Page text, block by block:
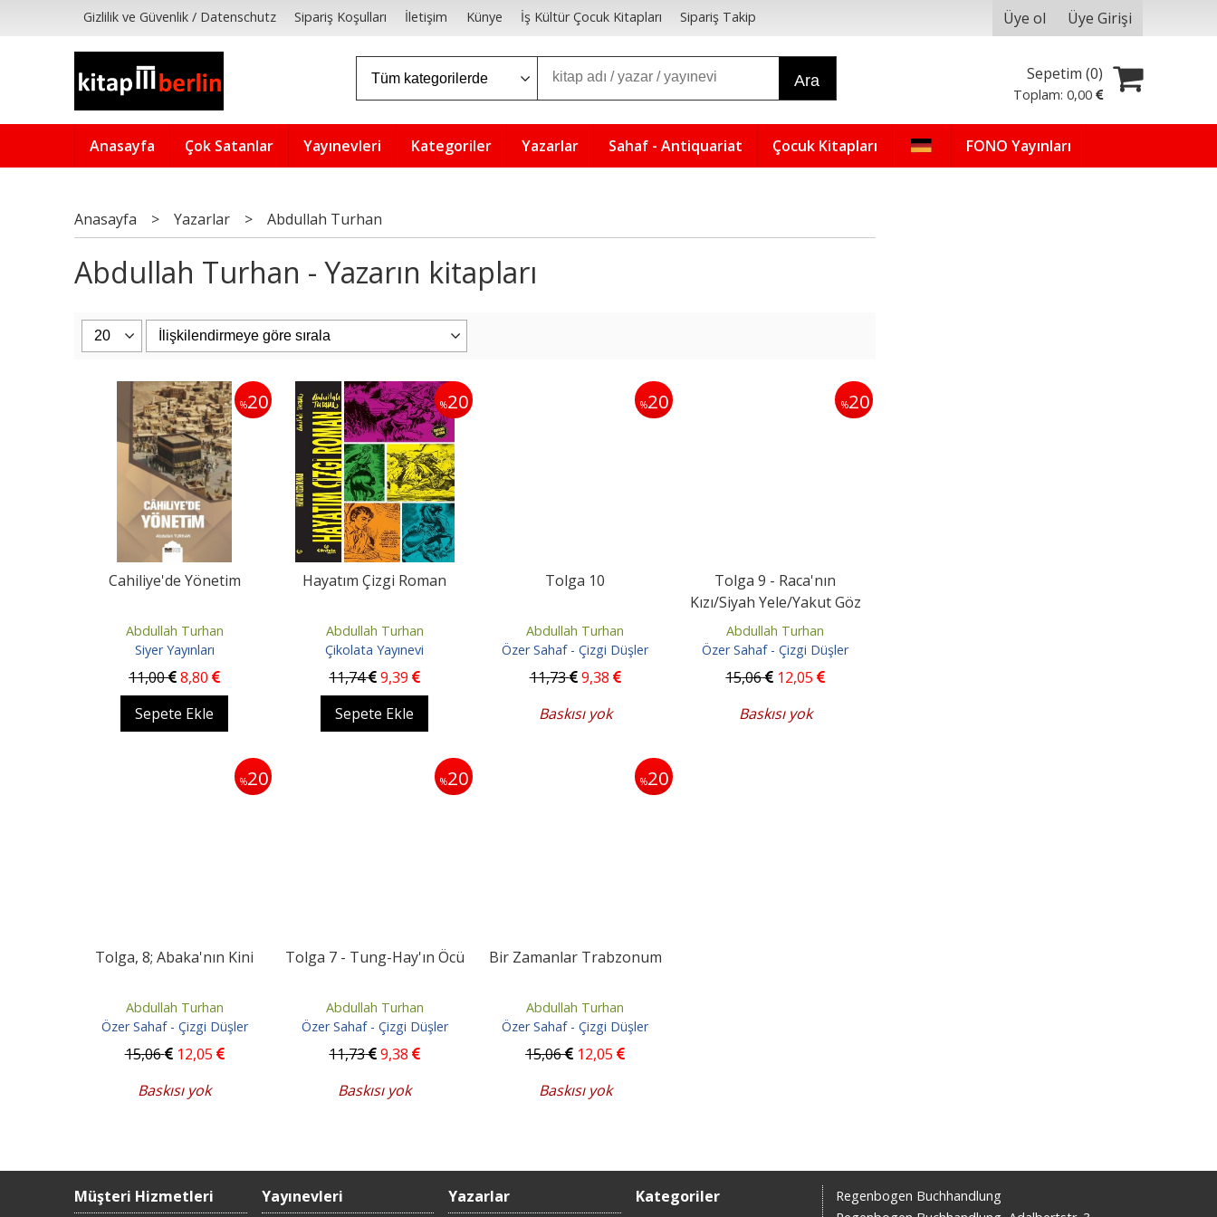
Gizlilik ve Güvenlik / Datenschutz Sipariş Koşulları İletişim Künye İş Kültür Çocuk Kitapları Sipariş Takip Üye ol Üye Girişi
Ara Sepetim (0)
Toplam:0,00
Anasayfa Çok Satanlar Yayınevleri Kategoriler Yazarlar Sahaf - Antiquariat Çocuk Kitapları FONO Yayınları
Anasayfa > Yazarlar > Abdullah Turhan
Abdullah Turhan - Yazarın kitapları
%20
Cahiliye'de Yönetim
Abdullah Turhan
Siyer Yayınları
11,00 8,80
Sepete Ekle
%20
Hayatım Çizgi Roman
Abdullah Turhan
Çikolata Yayınevi
11,74 9,39
Sepete Ekle
%20
Tolga 10
Abdullah Turhan
Özer Sahaf - Çizgi Düşler
11,73 9,38
Baskısı yok
%20
Tolga 9 - Raca'nın
Kızı/Siyah Yele/Yakut Göz
Abdullah Turhan
Özer Sahaf - Çizgi Düşler
15,06 12,05
Baskısı yok
%20
Tolga, 8; Abaka'nın Kini
Abdullah Turhan
Özer Sahaf - Çizgi Düşler
15,06 12,05
Baskısı yok
%20
Tolga 7 - Tung-Hay'ın Öcü
Abdullah Turhan
Özer Sahaf - Çizgi Düşler
11,73 9,38
Baskısı yok
%20
Bir Zamanlar Trabzonum
Abdullah Turhan
Özer Sahaf - Çizgi Düşler
15,06 12,05
Baskısı yok
Müşteri Hizmetleri Yayınevleri Yazarlar Kategoriler
Regenbogen Buchhandlung